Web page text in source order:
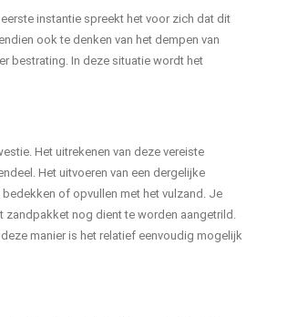
instantie spreekt het voor zich dat dit
ook te denken van het dempen van
bestrating. In deze situatie wordt het
Het uitrekenen van deze vereiste
Het uitvoeren van een dergelijke
of opvullen met het vulzand. Je
zandpakket nog dient te worden aangetrild.
manier is het relatief eenvoudig mogelijk